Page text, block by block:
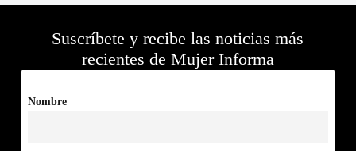
Suscríbete y recibe las noticias más
recientes de Mujer Informa
Nombre